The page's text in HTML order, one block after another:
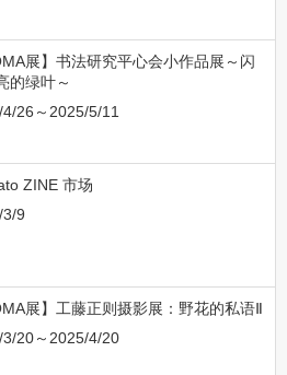
展】书法研究平心会小作品展～闪
的绿叶～
26～2025/5/11
ZINE 市场
9
展】工藤正则摄影展：野花的私语Ⅱ
20～2025/4/20